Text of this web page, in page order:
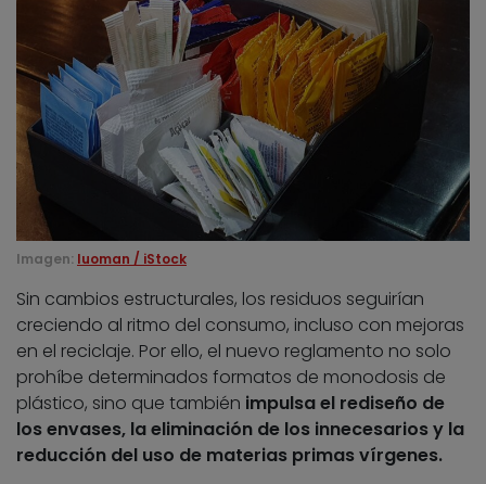
Imagen: luoman / iStock
Sin cambios estructurales, los residuos seguirían
creciendo al ritmo del consumo, incluso con mejoras
en el reciclaje. Por ello, el nuevo reglamento no solo
prohíbe determinados formatos de monodosis de
plástico, sino que también impulsa el rediseño de
los envases, la eliminación de los innecesarios y la
reducción del uso de materias primas vírgenes.